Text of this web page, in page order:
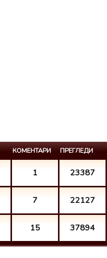
КОМЕНТАРИ ПРЕГЛЕДИ
1 23387
7 22127
15 37894